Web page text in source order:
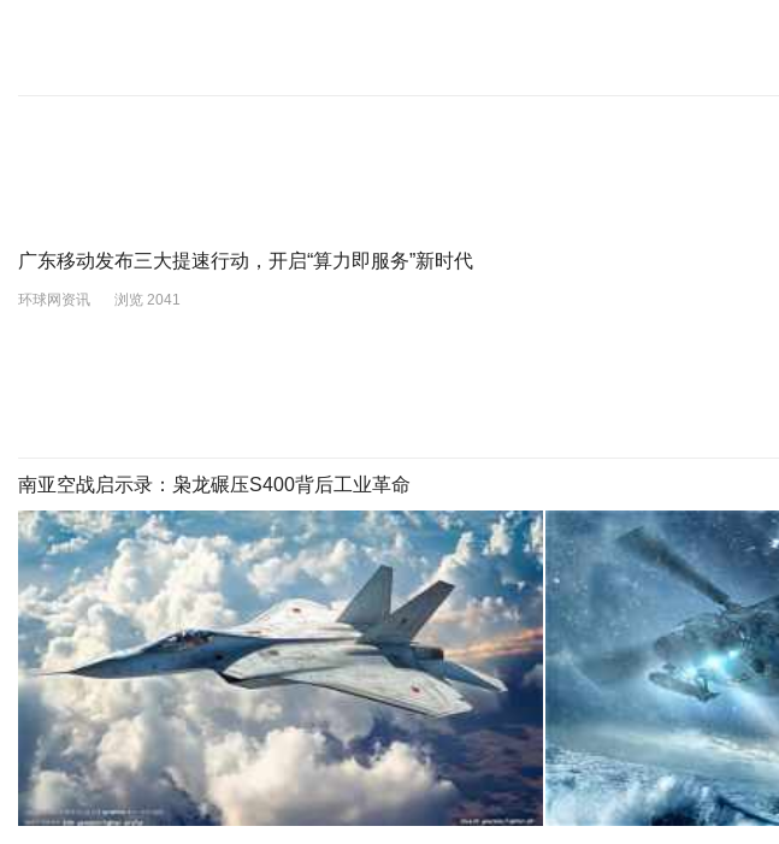
广东移动发布三大提速行动，开启“算力即服务”新时代
环球网资讯 浏览 2041
南亚空战启示录：枭龙碾压S400背后工业革命